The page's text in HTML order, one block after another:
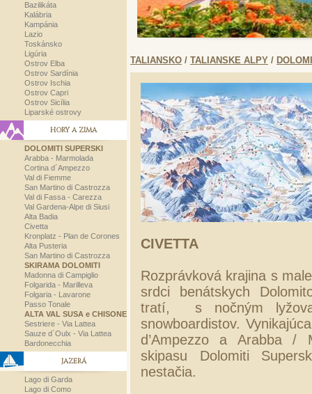
Bazilikáta
Kalábria
Kampánia
Lazio
Toskánsko
Ligúria
Ostrov Elba
Ostrov Sardínia
Ostrov Ischia
Ostrov Capri
Ostrov Sicília
Liparské ostrovy
HORY A ZIMA
DOLOMITI SUPERSKI
Arabba - Marmolada
Cortina d´Ampezzo
Val di Fiemme
San Martino di Castrozza
Val di Fassa - Carezza
Val Gardena-Alpe di Siusi
Alta Badia
Civetta
Kronplatz - Plan de Corones
Alta Pusteria
San Martino di Castrozza
SKIRAMA DOLOMITI
Madonna di Campiglio
Folgarida - Marilleva
Folgaria - Lavarone
Passo Tonale
ALTA VAL SUSA e CHISONE
Sestriere - Via Lattea
Sauze d´Oulx - Via Lattea
Bardonecchia
JAZERÁ
Lago di Garda
Lago di Como
TALIANSKO / TALIANSKE ALPY /
CIVETTA
Rozprávková krajina s
srdci benátskych
tratí, s nočným
snowboardistov.
d’Ampezzo a Arabba /
skipasu Dolomiti
nestačia.